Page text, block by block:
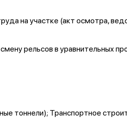
на участке (акт осмотра,
рельсов в уравнительных
тоннели); Транспортное